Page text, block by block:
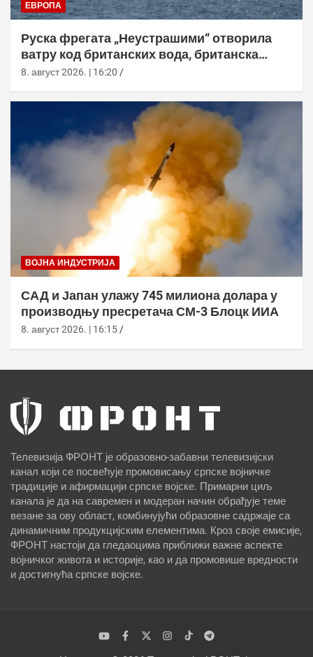
ЕВРОПА
Руска фрегата „Неустрашими“ отворила
ватру код британских вода, британска
морнарица појачала праћење
8. август 2026. | 16:20
ВОЈНА ИНДУСТРИЈА
САД и Јапан улажу 745 милиона долара у
производњу пресретача СМ-3 Блоцк ИИА
8. август 2026. | 16:15
Телевизија ФРОНТ је образовно-забавни телевизијски
канал који се посвећује промовисању српске војничке
традиције и афирмацији српске војске. Примарни циљ
канала је да на савремен и модеран начин обрађује теме
везане за ову област, комбинујући образовне садржаје са
динамичним продукцијским елементима. Кроз своје емисије,
ФРОНТ настоји да гледаоцима приближи важне аспекте
војничког живота и историје, као и да промовише вредности
и достигнућа српске војске.